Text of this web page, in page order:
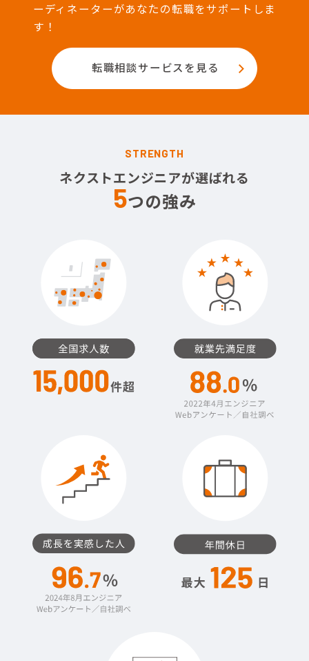
ーディネーターがあなたの転職をサポートしま
す！
転職相談サービスを見る
STRENGTH
ネクストエンジニアが選ばれる
5つの強み